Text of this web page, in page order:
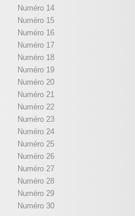
Numéro 14
Numéro 15
Numéro 16
Numéro 17
Numéro 18
Numéro 19
Numéro 20
Numéro 21
Numéro 22
Numéro 23
Numéro 24
Numéro 25
Numéro 26
Numéro 27
Numéro 28
Numéro 29
Numéro 30